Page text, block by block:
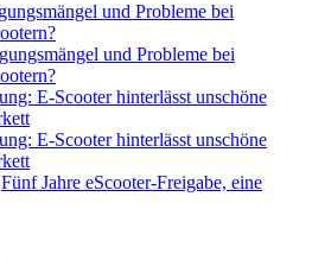
und Probleme bei
und Probleme bei
E-Scooter hinterlässt unschöne
E-Scooter hinterlässt unschöne
Fünf Jahre eScooter-Freigabe, eine